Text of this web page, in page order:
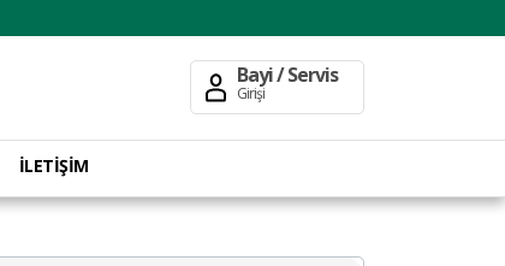
Bayi / Servis
Girişi
İLETİŞİM